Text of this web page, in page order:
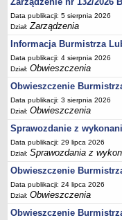
Meteorologiczne
Rozkłady jazdy
Wodociągi - ocena
KONKURSY
Ogłoszenia o
URZĄD MIEJSKI
Dane adresowe
Burmistrz Lubniewic
Zastępca Burmistrza
Sekretarz Gminy
Skarbnik Gminy
Informacja turystyczna
Regulamin i schemat
Data publikacji: 5 sierpnia 2026
Dział:Zarządzenia
Informacja Burmistrza
Data publikacji: 4 sierpnia 2026
Dział:Obwieszczenia
Obwieszczenie
Data publikacji: 3 sierpnia 2026
Dział:Obwieszczenia
Sprawozdanie z
Data publikacji: 29 lipca 2026
Dział:Sprawozdania z
Obwieszczenie
Data publikacji: 24 lipca 2026
Dział:Obwieszczenia
Obwieszczenie